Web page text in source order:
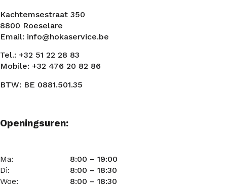
Kachtemsestraat 350
8800 Roeselare
Email: info@hokaservice.be
Tel.: +32 51 22 28 83
Mobile: +32 476 20 82 86
BTW: BE 0881.501.35
Openingsuren:
Ma:
Di:
Woe:
8:00 – 19:00
8:00 – 18:30
8:00 – 18:30